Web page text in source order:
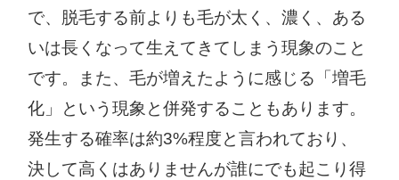
で、脱毛する前よりも毛が太く、濃く、ある
いは長くなって生えてきてしまう現象のこと
です。また、毛が増えたように感じる「増毛
化」という現象と併発することもあります。
発生する確率は約3%程度と言われており、
決して高くはありませんが誰にでも起こり得